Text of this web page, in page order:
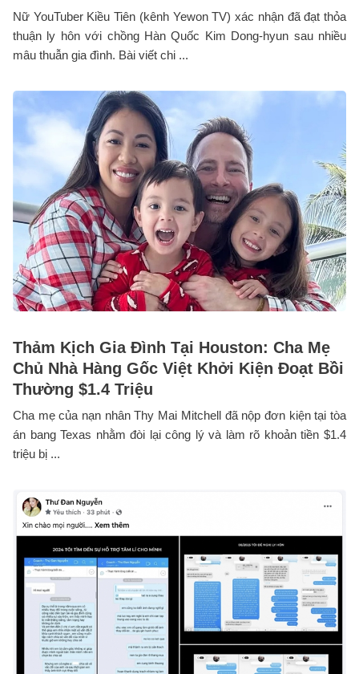
Nữ YouTuber Kiều Tiên (kênh Yewon TV) xác nhận đã đạt thỏa
thuận ly hôn với chồng Hàn Quốc Kim Dong-hyun sau nhiều
mâu thuẫn gia đình. Bài viết chi ...
Thảm Kịch Gia Đình Tại Houston: Cha Mẹ
Chủ Nhà Hàng Gốc Việt Khởi Kiện Đoạt Bồi
Thường $1.4 Triệu
Cha mẹ của nạn nhân Thy Mai Mitchell đã nộp đơn kiện tại tòa
án bang Texas nhằm đòi lại công lý và làm rõ khoản tiền $1.4
triệu bị ...